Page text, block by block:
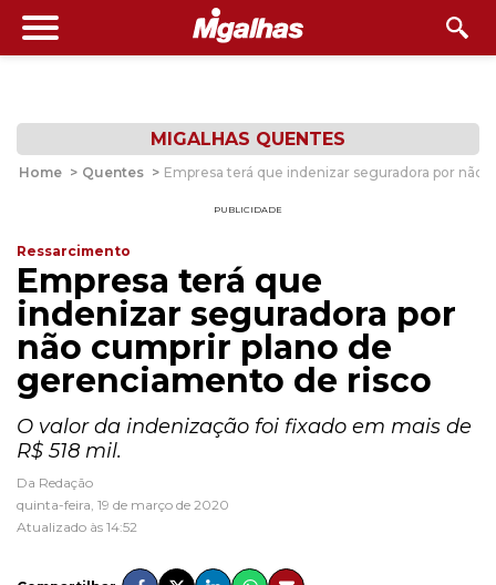
MIGALHAS QUENTES
Home > Quentes > Empresa terá que indenizar seguradora por
PUBLICIDADE
Ressarcimento
Empresa terá que
indenizar seguradora por
não cumprir plano de
gerenciamento de risco
O valor da indenização foi fixado em mais de
R$ 518 mil.
Da Redação
quinta-feira, 19 de março de 2020
Atualizado às 14:52